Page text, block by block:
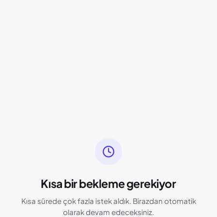
Kısa bir bekleme gerekiyor
Kısa sürede çok fazla istek aldık. Birazdan otomatik
olarak devam edeceksiniz.